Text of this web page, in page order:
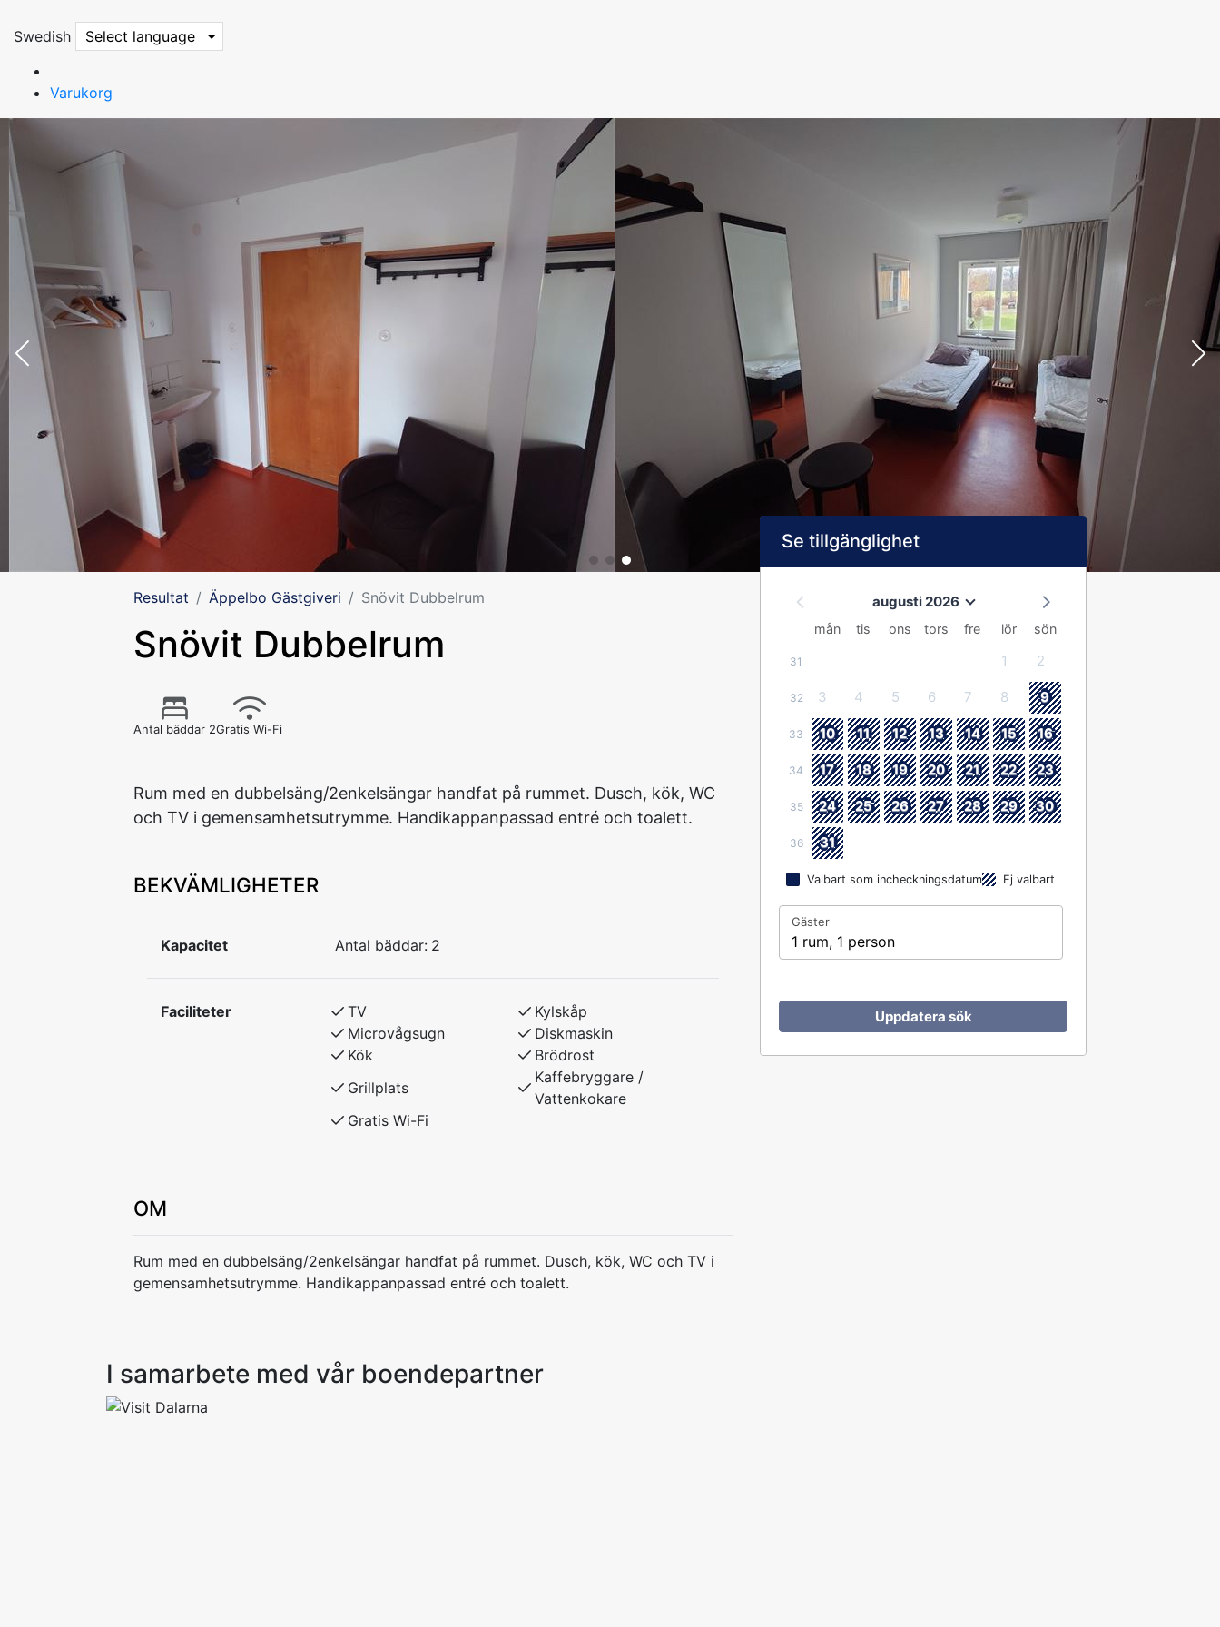
Swedish Select language
Varukorg
Resultat Äppelbo Gästgiveri Snövit Dubbelrum
Snövit Dubbelrum
Antal bäddar 2Gratis Wi-Fi
Rum med en dubbelsäng/2enkelsängar handfat på rummet. Dusch, kök, WC
och TV i gemensamhetsutrymme. Handikappanpassad entré och toalett.
BEKVÄMLIGHETER
Kapacitet Antal bäddar: 2
Faciliteter TV
Kylskåp
Microvågsugn
Diskmaskin
Kök
Brödrost
Grillplats
Kaffebryggare /
Vattenkokare
Gratis Wi-Fi
OM
Rum med en dubbelsäng/2enkelsängar handfat på rummet. Dusch, kök, WC och TV i
gemensamhetsutrymme. Handikappanpassad entré och toalett.
Se tillgänglighet
augusti 2026
mån tis ons tors fre lör sön
31 1 2
32 3 4 5 6 7 8 9
33 10 11 12 13 14 15 16
34 17 18 19 20 21 22 23
35 24 25 26 27 28 29 30
36 31
Valbart som incheckningsdatum Ej valbart
Gäster
1 rum, 1 person
Uppdatera sök
I samarbete med vår boendepartner